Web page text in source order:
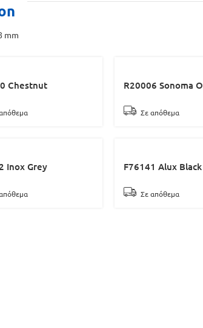
mm
Chestnut R20006 Sonoma
Σε απόθεμα
Inox Grey F76141 Alux Black
Σε απόθεμα